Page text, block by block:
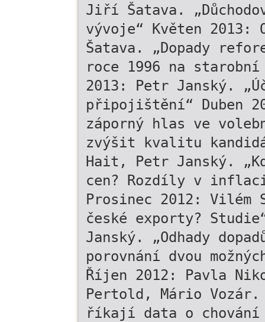
Jiří Šatava.
vývoje“ Květen
Šatava. „Dopady
roce 1996 na
2013: Petr Janský.
připojištění“ Duben
záporný hlas ve
zvýšit kvalitu
Hait, Petr Janský.
cen? Rozdíly v
Prosinec 2012: Vilém
české exporty?
Janský. „Odhady
porovnání dvou
Říjen 2012: Pavla
Pertold, Mário Vozár.
říkají data o chování